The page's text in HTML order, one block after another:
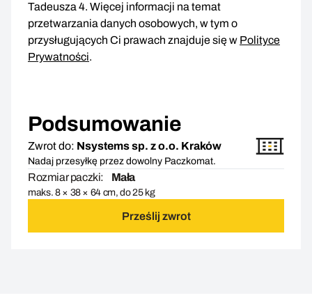
Tadeusza 4. Więcej informacji na temat
przetwarzania danych osobowych, w tym o
przysługujących Ci prawach znajduje się w Polityce
Prywatności.
Podsumowanie
Zwrot do: Nsystems sp. z o.o. Kraków
Nadaj przesyłkę przez dowolny Paczkomat.
Rozmiar paczki: Mała
maks. 8 × 38 × 64 cm, do 25 kg
Prześlij zwrot